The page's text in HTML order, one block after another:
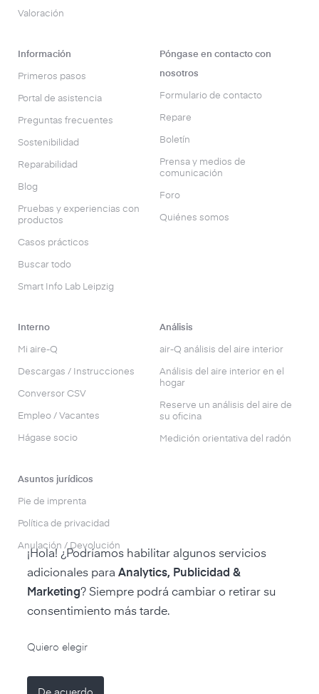
Valoración
Información
Primeros pasos
Portal de asistencia
Preguntas frecuentes
Sostenibilidad
Reparabilidad
Blog
Pruebas y experiencias con
productos
Casos prácticos
Buscar todo
Smart Info Lab Leipzig
Póngase en contacto con
nosotros
Formulario de contacto
Repare
Boletín
Prensa y medios de
comunicación
Foro
Quiénes somos
Interno
Mi aire-Q
Descargas / Instrucciones
Conversor CSV
Empleo / Vacantes
Hágase socio
Análisis
air-Q análisis del aire interior
Análisis del aire interior en el
hogar
Reserve un análisis del aire de
su oficina
Medición orientativa del radón
Asuntos jurídicos
Pie de imprenta
Política de privacidad
Anulación / Devolución
¡Hola! ¿Podríamos habilitar algunos servicios
adicionales para Analytics, Publicidad &
Marketing? Siempre podrá cambiar o retirar su
consentimiento más tarde.
Quiero elegir